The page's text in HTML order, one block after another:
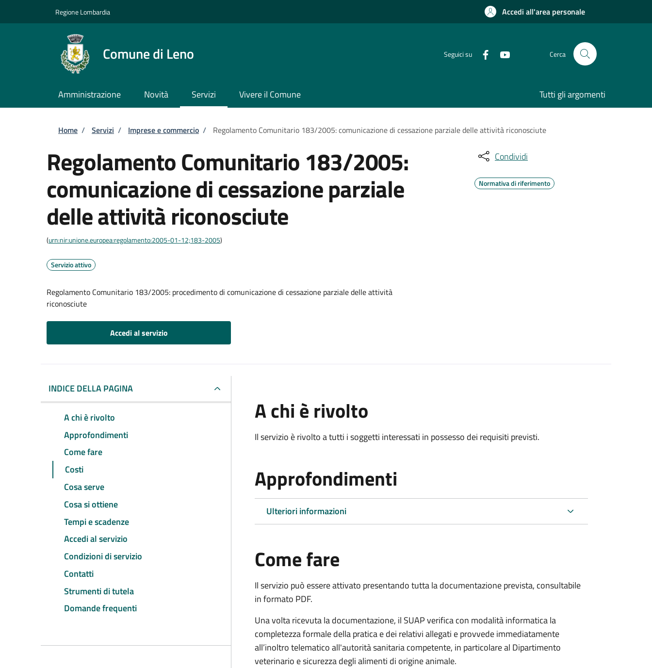
Regione Lombardia Accedi all'area personale
Comune di Leno Seguici su Cerca
Amministrazione Novità Servizi Vivere il Comune Tutti gli argomenti
Briciole di pane
Home / Servizi / Imprese e commercio / Regolamento Comunitario 183/2005: comunicazione di cessazione parziale delle attività riconosciute
Regolamento Comunitario 183/2005:
comunicazione di cessazione parziale
delle attività riconosciute
(urn:nir:unione.europea:regolamento:2005-01-12;183-2005)
Servizio attivo
Regolamento Comunitario 183/2005: procedimento di comunicazione di cessazione parziale delle attività
riconosciute
Accedi al servizio
Condividi
Normativa di riferimento
INDICE DELLA PAGINA
A chi è rivolto
Approfondimenti
Come fare
Costi
Cosa serve
Cosa si ottiene
Tempi e scadenze
Accedi al servizio
Condizioni di servizio
Contatti
Strumenti di tutela
Domande frequenti
A chi è rivolto
Il servizio è rivolto a tutti i soggetti interessati in possesso dei requisiti previsti.
Approfondimenti
Ulteriori informazioni
Come fare
Il servizio può essere attivato presentando tutta la documentazione prevista, consultabile
in formato PDF.
Una volta ricevuta la documentazione, il SUAP verifica con modalità informatica la
completezza formale della pratica e dei relativi allegati e provvede immediatamente
all’inoltro telematico all'autorità sanitaria competente, in particolare al Dipartimento
veterinario e sicurezza degli alimenti di origine animale.